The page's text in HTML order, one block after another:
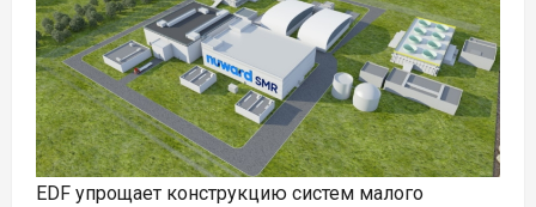
EDF упрощает конструкцию систем малого